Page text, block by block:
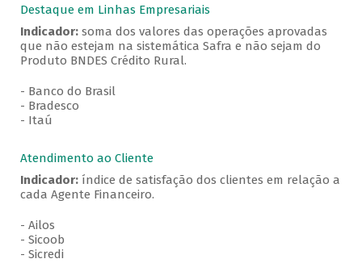
Destaque em Linhas Empresariais
Indicador: soma dos valores das operações aprovadas
que não estejam na sistemática Safra e não sejam do
Produto BNDES Crédito Rural.
- Banco do Brasil
- Bradesco
- Itaú
Atendimento ao Cliente
Indicador: índice de satisfação dos clientes em relação a
cada Agente Financeiro.
- Ailos
- Sicoob
- Sicredi